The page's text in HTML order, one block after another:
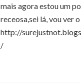
mais agora estou um
receosa,sei lá, vou ver
http://
/